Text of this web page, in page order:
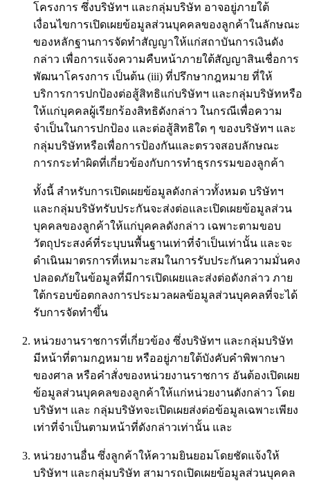
โครงการ ซึ่งบริษัทฯ และกลุ่มบริษัท อาจอยู่ภายใต้
เงื่อนไขการเปิดเผยข้อมูลส่วนบุคคลของลูกค้าในลักษณะ
ของหลักฐานการจัดทำสัญญาให้แก่สถาบันการเงินดัง
กล่าว เพื่อการแจ้งความคืบหน้าภายใต้สัญญาสินเชื่อการ
พัฒนาโครงการ เป็นต้น (iii) ที่ปรึกษากฎหมาย ที่ให้
บริการการปกป้องต่อสู้สิทธิแก่บริษัทฯ และกลุ่มบริษัทหรือ
ให้แก่บุคคลผู้เรียกร้องสิทธิดังกล่าว ในกรณีเพื่อความ
จำเป็นในการปกป้อง และต่อสู้สิทธิใด ๆ ของบริษัทฯ และ
กลุ่มบริษัทหรือเพื่อการป้องกันและตรวจสอบลักษณะ
การกระทำผิดที่เกี่ยวข้องกับการทำธุรกรรมของลูกค้า
ทั้งนี้ สำหรับการเปิดเผยข้อมูลดังกล่าวทั้งหมด บริษัทฯ
และกลุ่มบริษัทรับประกันจะส่งต่อและเปิดเผยข้อมูลส่วน
บุคคลของลูกค้าให้แก่บุคคลดังกล่าว เฉพาะตามขอบ
วัตถุประสงค์ที่ระบุบนพื้นฐานเท่าที่จำเป็นเท่านั้น และจะ
ดำเนินมาตรการที่เหมาะสมในการรับประกันความมั่นคง
ปลอดภัยในข้อมูลที่มีการเปิดเผยและส่งต่อดังกล่าว ภาย
ใต้กรอบข้อตกลงการประมวลผลข้อมูลส่วนบุคคลที่จะได้
รับการจัดทำขึ้น
หน่วยงานราชการที่เกี่ยวข้อง ซึ่งบริษัทฯ และกลุ่มบริษัท
มีหน้าที่ตามกฎหมาย หรืออยู่ภายใต้บังคับคำพิพากษา
ของศาล หรือคำสั่งของหน่วยงานราชการ อันต้องเปิดเผย
ข้อมูลส่วนบุคคลของลูกค้าให้แก่หน่วยงานดังกล่าว โดย
บริษัทฯ และ กลุ่มบริษัทจะเปิดเผยส่งต่อข้อมูลเฉพาะเพียง
เท่าที่จำเป็นตามหน้าที่ดังกล่าวเท่านั้น และ
หน่วยงานอื่น ซึ่งลูกค้าให้ความยินยอมโดยชัดแจ้งให้
บริษัทฯ และกลุ่มบริษัท สามารถเปิดเผยข้อมูลส่วนบุคคล